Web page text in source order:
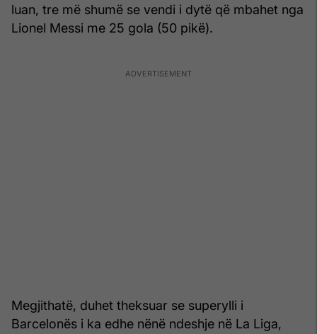
luan, tre më shumë se vendi i dytë që mbahet nga
Lionel Messi me 25 gola (50 pikë).
Megjithatë, duhet theksuar se superylli i
Barcelonës i ka edhe nënë ndeshje në La Liga,